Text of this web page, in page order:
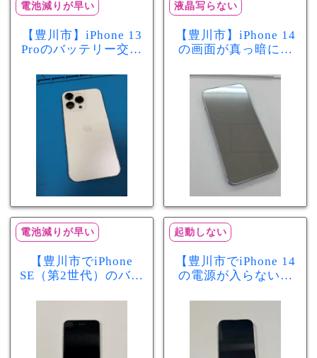
電池減りが早い
【豊川市】iPhone 13
Proのバッテリー交換
が早い症状も当日90
分で改善
液晶写らない
【豊川市】iPhone 14
の画面が真っ暗に…
修理！データそのま
まで復旧しました
電池減りが早い
【豊川市でiPhone
SE（第2世代）のバッ
スマ豊川店】電池の
減りが早い症状も当
起動しない
【豊川市でiPhone 14
の電源が入らない修
店】バッテリー交換
で復旧するケースも
あります！